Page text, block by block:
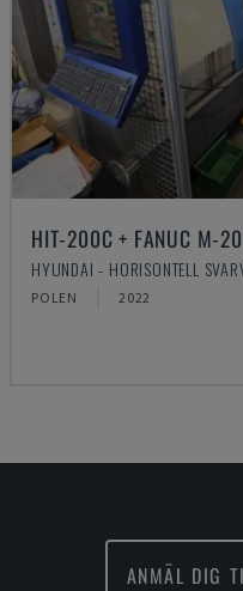
HIT-200C + FANUC M-
HYUNDAI - HORISONTELL
POLEN 2022
ANMÄL DIG